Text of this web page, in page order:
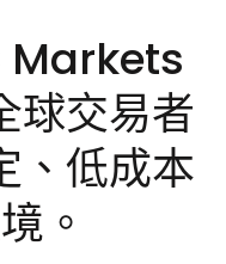
Markets
球交易者
、低成本
。